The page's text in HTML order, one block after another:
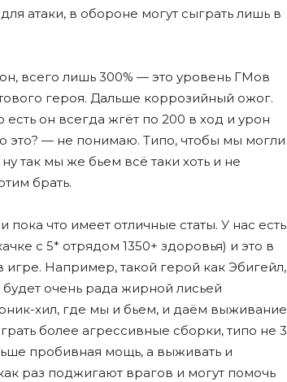
атаки, в обороне могут сыграть лишь в
всего лишь 300% — это уровень ГМов
героя. Дальше коррозийный ожог.
он всегда жгëт по 200 в ход и урон
это? — не понимаю. Типо, чтобы мы могли
так мы же бьем всë таки хоть и не
брать.
что имеет отличные статы. У нас есть
с 5* отрядом 1350+ здоровья) и это в
Например, такой герой как Эбигейл,
очень рада жирной лисьей
хил, где мы и бьем, и даëм выживание
более агрессивные сборки, типо не 3
пробивная мощь, а выживать и
раз поджигают врагов и могут помочь